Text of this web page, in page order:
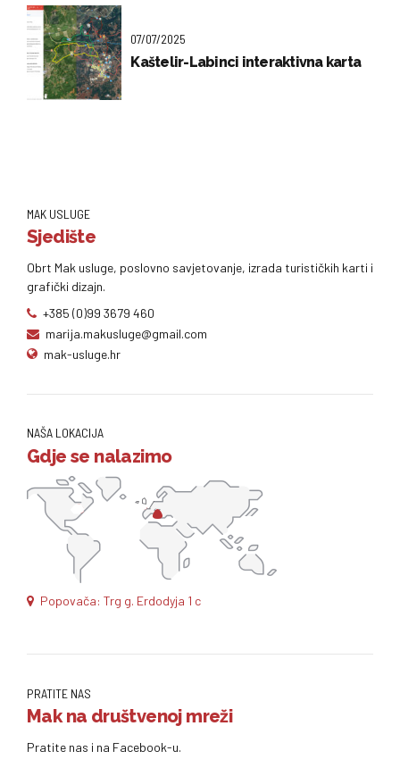
07/07/2025
Kaštelir-Labinci interaktivna karta
MAK USLUGE
Sjedište
Obrt Mak usluge, poslovno savjetovanje, izrada turističkih karti i
grafički dizajn.
+385 (0)99 3679 460
marija.makusluge@gmail.com
mak-usluge.hr
NAŠA LOKACIJA
Gdje se nalazimo
Popovača: Trg g. Erdodyja 1 c
PRATITE NAS
Mak na društvenoj mreži
Pratite nas i na Facebook-u.